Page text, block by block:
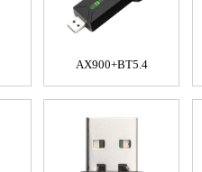
AX900+BT5.4